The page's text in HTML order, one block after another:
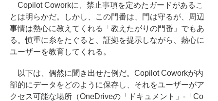
Copilot Coworkに、禁止事項を定めたガードがあるこ
とは明らかだ。しかし、この門番は、門は守るが、周辺
事情は熱心に教えてくれる「教えたがりの門番」でもあ
る。慎重に糸をたぐると、証拠を提示しながら、熱心に
ユーザーを教育してくれる。
以下は、偶然に聞き出せた例だ。Copilot Coworkが内
部的にデータをどのように保存し、それをユーザーがア
クセス可能な場所（OneDriveの「ドキュメント」-「Co